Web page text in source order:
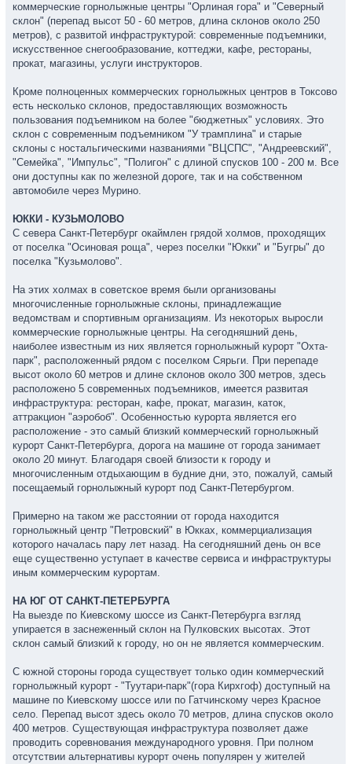
коммерческие горнолыжные центры "Орлиная гора" и "Северный
склон" (перепад высот 50 - 60 метров, длина склонов около 250
метров), с развитой инфраструктурой: современные подъемники,
искусственное снегообразование, коттеджи, кафе, рестораны,
прокат, магазины, услуги инструкторов.
Кроме полноценных коммерческих горнолыжных центров в Токсово
есть несколько склонов, предоставляющих возможность
пользования подъемником на более "бюджетных" условиях. Это
склон с современным подъемником "У трамплина" и старые
склоны с ностальгическими названиями "ВЦСПС", "Андреевский",
"Семейка", "Импульс", "Полигон" с длиной спусков 100 - 200 м. Все
они доступны как по железной дороге, так и на собственном
автомобиле через Мурино.
ЮККИ - КУЗЬМОЛОВО
С севера Санкт-Петербург окаймлен грядой холмов, проходящих
от поселка "Осиновая роща", через поселки "Юкки" и "Бугры" до
поселка "Кузьмолово".
На этих холмах в советское время были организованы
многочисленные горнолыжные склоны, принадлежащие
ведомствам и спортивным организациям. Из некоторых выросли
коммерческие горнолыжные центры. На сегодняшний день,
наиболее известным из них является горнолыжный курорт "Охта-
парк", расположенный рядом с поселком Сярьги. При перепаде
высот около 60 метров и длине склонов около 300 метров, здесь
расположено 5 современных подъемников, имеется развитая
инфраструктура: ресторан, кафе, прокат, магазин, каток,
аттракцион "аэробоб". Особенностью курорта является его
расположение - это самый близкий коммерческий горнолыжный
курорт Санкт-Петербурга, дорога на машине от города занимает
около 20 минут. Благодаря своей близости к городу и
многочисленным отдыхающим в будние дни, это, пожалуй, самый
посещаемый горнолыжный курорт под Санкт-Петербургом.
Примерно на таком же расстоянии от города находится
горнолыжный центр "Петровский" в Юкках, коммерциализация
которого началась пару лет назад. На сегодняшний день он все
еще существенно уступает в качестве сервиса и инфраструктуры
иным коммерческим курортам.
НА ЮГ ОТ САНКТ-ПЕТЕРБУРГА
На выезде по Киевскому шоссе из Санкт-Петербурга взгляд
упирается в заснеженный склон на Пулковских высотах. Этот
склон самый близкий к городу, но он не является коммерческим.
С южной стороны города существует только один коммерческий
горнолыжный курорт - "Туутари-парк"(гора Кирхгоф) доступный на
машине по Киевскому шоссе или по Гатчинскому через Красное
село. Перепад высот здесь около 70 метров, длина спусков около
400 метров. Существующая инфраструктура позволяет даже
проводить соревнования международного уровня. При полном
отсутствии альтернативы курорт очень популярен у жителей